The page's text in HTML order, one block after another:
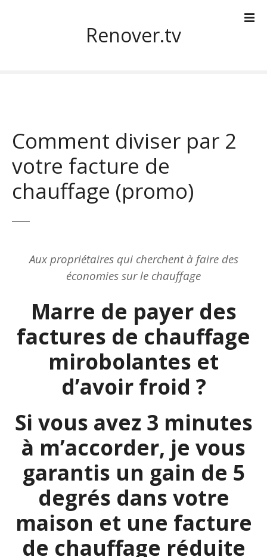
Renover.tv
Comment diviser par 2
votre facture de
chauffage (promo)
Aux propriétaires qui cherchent à faire des
économies sur le chauffage
Marre de payer des
factures de chauffage
mirobolantes et
d’avoir froid ?
Si vous avez 3 minutes
à m’accorder, je vous
garantis un gain de 5
degrés dans votre
maison et une facture
de chauffage réduite